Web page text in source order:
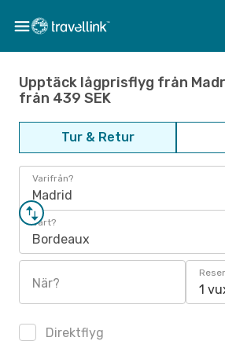
Upptäck lågprisflyg från
från 439 SEK
Tur & Retur
Varifrån?
Madrid
Vart?
Bordeaux
När? 1
Direktflyg